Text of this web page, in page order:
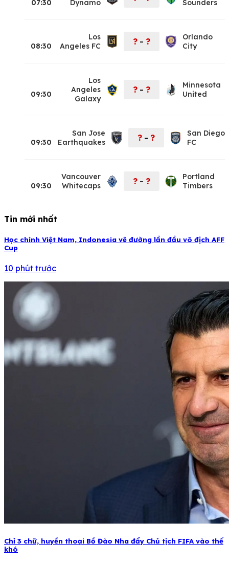
07:30 Dynamo Sounders
08:30
Los
Angeles FC
? – ?
Orlando
City
09:30
Los
Angeles
Galaxy
? – ?
Minnesota
United
09:30
San Jose
Earthquakes
? – ?
San Diego
FC
09:30
Vancouver
Whitecaps
? – ?
Portland
Timbers
Tin mới nhất
Học chính Việt Nam, Indonesia vẽ đường lần đầu vô địch AFF
Cup
10 phút trước
Chỉ 3 chữ, huyền thoại Bồ Đào Nha đẩy Chủ tịch FIFA vào thế
khó